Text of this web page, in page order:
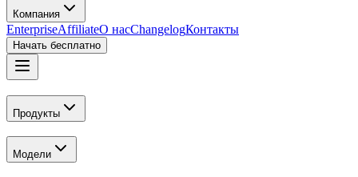
Компания
EnterpriseAffiliateО насChangelogКонтакты
Начать бесплатно
Продукты
Модели